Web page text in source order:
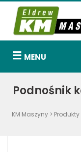
MENU
Podnośnik
KM Maszyny > Produkty